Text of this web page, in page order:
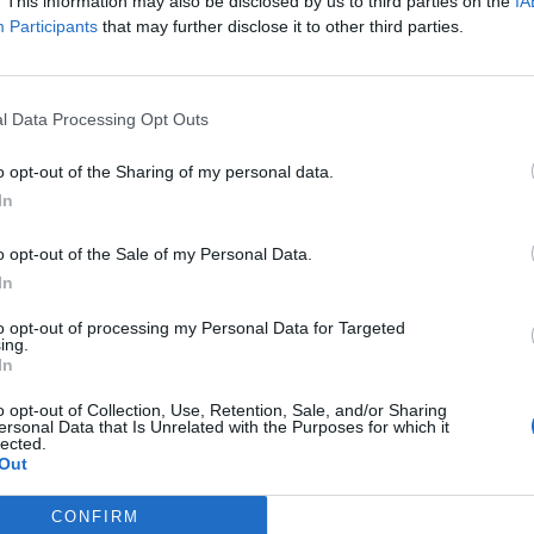
Participants that may further disclose it to other third parties.
Data Processing Opt Outs
opt-out of the Sharing of my personal data.
opt-out of the Sale of my Personal Data.
opt-out of processing my Personal Data for Targeted
opt-out of Collection, Use, Retention, Sale, and/or Sharing
Data that Is Unrelated with the Purposes for which it
CONFIRM